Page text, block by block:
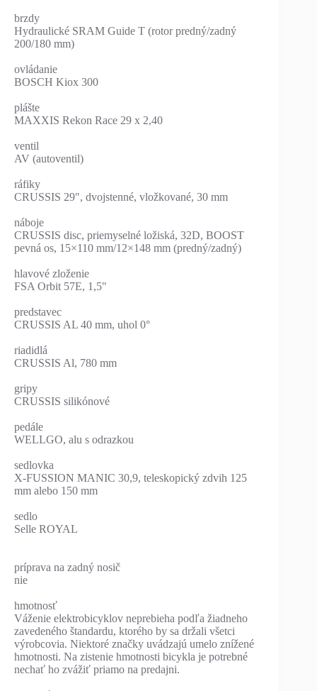
brzdy
Hydraulické SRAM Guide T (rotor predný/zadný
200/180 mm)
ovládanie
BOSCH Kiox 300
plášte
MAXXIS Rekon Race 29 x 2,40
ventil
AV (autoventil)
ráfiky
CRUSSIS 29", dvojstenné, vložkované, 30 mm
náboje
CRUSSIS disc, priemyselné ložiská, 32D, BOOST
pevná os, 15×110 mm/12×148 mm (predný/zadný)
hlavové zloženie
FSA Orbit 57E, 1,5"
predstavec
CRUSSIS AL 40 mm, uhol 0°
riadidlá
CRUSSIS Al, 780 mm
gripy
CRUSSIS silikónové
pedále
WELLGO, alu s odrazkou
sedlovka
X-FUSSION MANIC 30,9, teleskopický zdvih 125
mm alebo 150 mm
sedlo
Selle ROYAL
príprava na zadný nosič
nie
hmotnosť
Váženie elektrobicyklov neprebieha podľa žiadneho
zavedeného štandardu, ktorého by sa držali všetci
výrobcovia. Niektoré značky uvádzajú umelo znížené
hmotnosti. Na zistenie hmotnosti bicykla je potrebné
nechať ho zvážiť priamo na predajni.